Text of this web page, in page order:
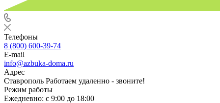
Телефоны
8 (800) 600-39-74
E-mail
info@azbuka-doma.ru
Адрес
Ставрополь Работаем удаленно - звоните!
Режим работы
Ежедневно: с 9:00 до 18:00